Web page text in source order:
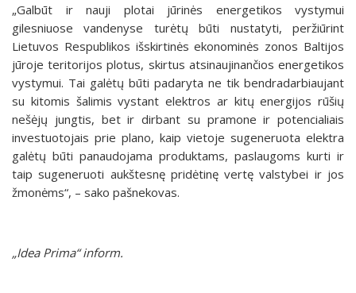
„Galbūt ir nauji plotai jūrinės energetikos vystymui
gilesniuose vandenyse turėtų būti nustatyti, peržiūrint
Lietuvos Respublikos išskirtinės ekonominės zonos Baltijos
jūroje teritorijos plotus, skirtus atsinaujinančios energetikos
vystymui. Tai galėtų būti padaryta ne tik bendradarbiaujant
su kitomis šalimis vystant elektros ar kitų energijos rūšių
nešėjų jungtis, bet ir dirbant su pramone ir potencialiais
investuotojais prie plano, kaip vietoje sugeneruota elektra
galėtų būti panaudojama produktams, paslaugoms kurti ir
taip sugeneruoti aukštesnę pridėtinę vertę valstybei ir jos
žmonėms“, – sako pašnekovas.
„Idea Prima“ inform.